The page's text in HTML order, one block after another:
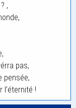
,
pas,
pensée,
l’éternité !